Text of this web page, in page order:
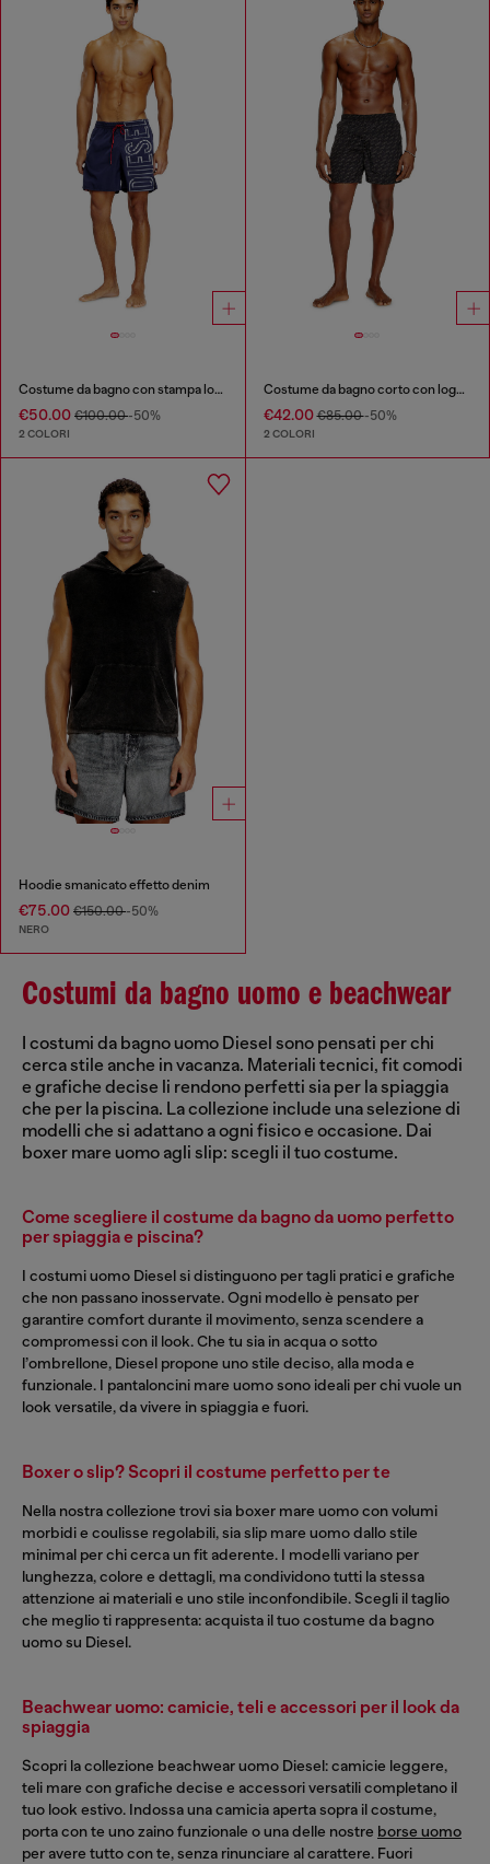
Costume da bagno con stampa logo oversize
€50.00 €100.00-50%
2 COLORI
Costume da bagno corto con logo all-over
€42.00€85.00-50%
2 COLORI
Hoodie smanicato effetto denim
€75.00 €150.00-50%
NERO
Costumi da bagno uomo e beachwear
I costumi da bagno uomo Diesel sono pensati per chi
cerca stile anche in vacanza. Materiali tecnici, fit comodi
e grafiche decise li rendono perfetti sia per la spiaggia
che per la piscina. La collezione include una selezione di
modelli che si adattano a ogni fisico e occasione. Dai
boxer mare uomo agli slip: scegli il tuo costume.
Come scegliere il costume da bagno da uomo perfetto
per spiaggia e piscina?
I costumi uomo Diesel si distinguono per tagli pratici e grafiche
che non passano inosservate. Ogni modello è pensato per
garantire comfort durante il movimento, senza scendere a
compromessi con il look. Che tu sia in acqua o sotto
l’ombrellone, Diesel propone uno stile deciso, alla moda e
funzionale. I pantaloncini mare uomo sono ideali per chi vuole un
look versatile, da vivere in spiaggia e fuori.
Boxer o slip? Scopri il costume perfetto per te
Nella nostra collezione trovi sia boxer mare uomo con volumi
morbidi e coulisse regolabili, sia slip mare uomo dallo stile
minimal per chi cerca un fit aderente. I modelli variano per
lunghezza, colore e dettagli, ma condividono tutti la stessa
attenzione ai materiali e uno stile inconfondibile. Scegli il taglio
che meglio ti rappresenta: acquista il tuo costume da bagno
uomo su Diesel.
Beachwear uomo: camicie, teli e accessori per il look da
spiaggia
Scopri la collezione beachwear uomo Diesel: camicie leggere,
teli mare con grafiche decise e accessori versatili completano il
tuo look estivo. Indossa una camicia aperta sopra il costume,
porta con te uno zaino funzionale o una delle nostre borse uomo
per avere tutto con te, senza rinunciare al carattere. Fuori